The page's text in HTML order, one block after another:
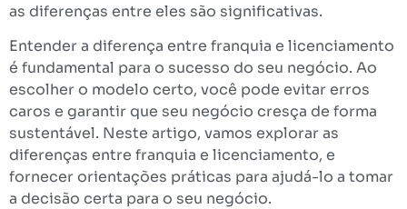
as diferenças entre eles são significativas.
Entender a diferença entre franquia e licenciamento
é fundamental para o sucesso do seu negócio. Ao
escolher o modelo certo, você pode evitar erros
caros e garantir que seu negócio cresça de forma
sustentável. Neste artigo, vamos explorar as
diferenças entre franquia e licenciamento, e
fornecer orientações práticas para ajudá-lo a tomar
a decisão certa para o seu negócio.